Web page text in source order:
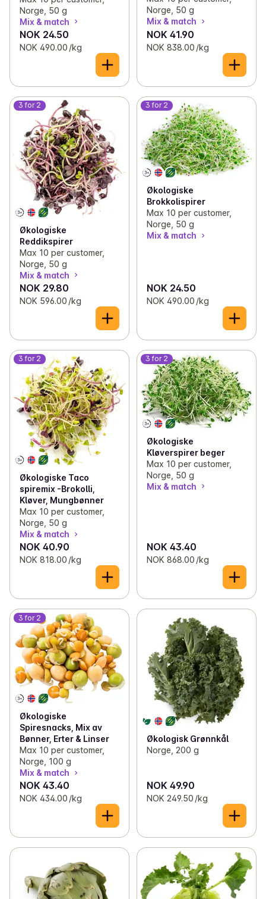
Norge, 50 g
Mix & match
NOK 24.50
NOK 490.00 /kg
Norge, 50 g
Mix & match
NOK 41.90
NOK 838.00 /kg
3 for 2
Økologiske
Reddikspirer
Max 10 per customer,
Norge, 50 g
Mix & match
NOK 29.80
NOK 596.00 /kg
3 for 2
Økologiske
Brokkolispirer
Max 10 per customer,
Norge, 50 g
Mix & match
NOK 24.50
NOK 490.00 /kg
3 for 2
Økologiske Taco
spiremix -Brokolli,
Kløver, Mungbønner
Max 10 per customer,
Norge, 50 g
Mix & match
NOK 40.90
NOK 818.00 /kg
3 for 2
Økologiske
Kløverspirer beger
Max 10 per customer,
Norge, 50 g
Mix & match
NOK 43.40
NOK 868.00 /kg
3 for 2
Økologiske
Spiresnacks, Mix av
Bønner, Erter & Linser
Max 10 per customer,
Norge, 100 g
Mix & match
NOK 43.40
NOK 434.00 /kg
Økologisk Grønnkål
Norge, 200 g
NOK 49.90
NOK 249.50 /kg